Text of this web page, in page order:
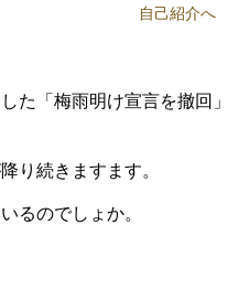
自己紹介へ
た「梅雨明け宣言を撤回」
り続きますます。
るのでしょか。